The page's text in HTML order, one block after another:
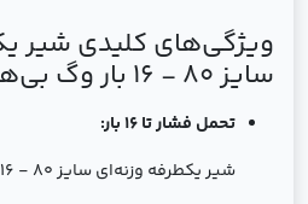
ویژگی‌های کلیدی شیر
سایز 80 - 16 بار وگ بی‌همتا
تحمل فشار تا 16 بار: